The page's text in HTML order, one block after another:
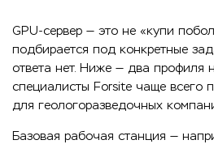
GPU-сервер — это не «купи
подбирается под конкретные
ответа нет. Ниже — два профиля
специалисты Forsite чаще всего
для геологоразведочных
Базовая рабочая станция —